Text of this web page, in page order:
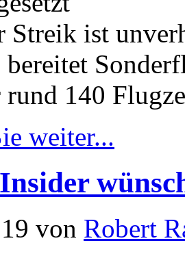
Streik ist
140
weiter...
von Robert